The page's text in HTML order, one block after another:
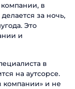
в
за ночь,
Это
и
в
на аутсорсе.
компании» и не